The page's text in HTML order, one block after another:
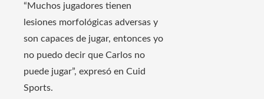
“Muchos jugadores tienen
lesiones morfológicas adversas y
son capaces de jugar, entonces yo
no puedo decir que Carlos no
puede jugar”, expresó en Cuid
Sports.